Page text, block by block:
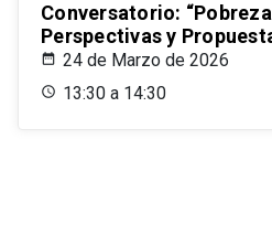
Conversatorio:
Perspectivas y
24 de Marzo de 2026
13:30 a 14:30